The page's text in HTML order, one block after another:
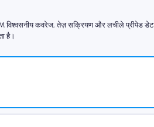
विश्वसनीय कवरेज, तेज़ सक्रियण और लचीले प्रीपेड डेटा
है।